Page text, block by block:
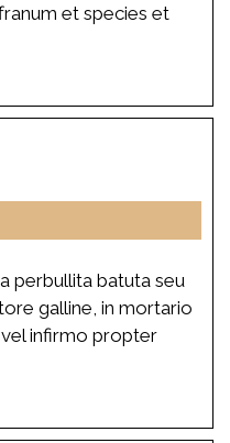
et species et
perbullita batuta seu
galline, in mortario
infirmo propter